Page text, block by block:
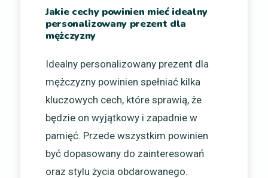
Jakie cechy powinien mieć idealny
personalizowany prezent dla
mężczyzny
Idealny personalizowany prezent dla
mężczyzny powinien spełniać kilka
kluczowych cech, które sprawią, że
będzie on wyjątkowy i zapadnie w
pamięć. Przede wszystkim powinien
być dopasowany do zainteresowań
oraz stylu życia obdarowanego.